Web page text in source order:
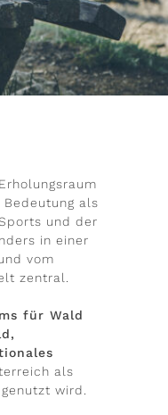
als
und der
in einer
vom
zentral.
für Wald
als
wird.